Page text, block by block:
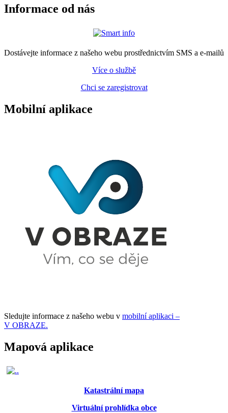
Informace od nás
Dostávejte informace z našeho webu prostřednictvím SMS a e-mailů
Více o službě
Chci se zaregistrovat
Mobilní aplikace
Sledujte informace z našeho webu v mobilní aplikaci –
V OBRAZE.
Mapová aplikace
Katastrální mapa
Virtuální prohlídka obce